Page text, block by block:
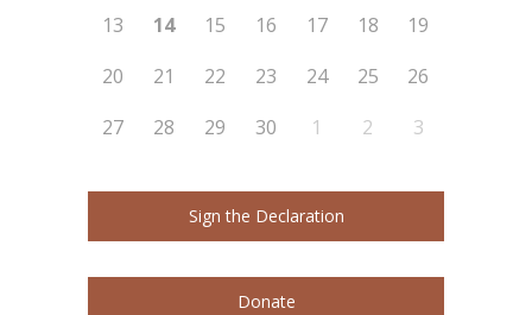
13
14 15 16 17 18
19
20
21 22 23 24 25
26
27
28 29 30 1 2 3
Sign the Declaration
Donate